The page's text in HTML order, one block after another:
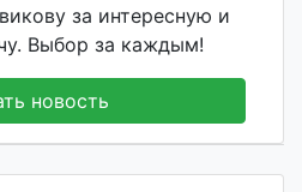
за интересную и
Выбор за каждым!
новость